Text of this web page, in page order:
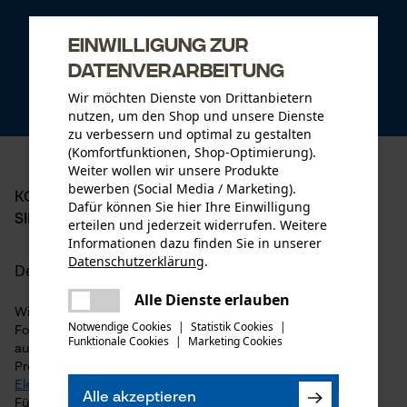
KOX - IHR PARTNER IN FORST UND GARTEN: HIER
SIND SIE RICHTIG!
Der Onlineshop für Profis in Forst und Garten
Wir versorgen Waldarbeiter, Forstunternehmen, staatliche
Forstorganisationen und private Motorsägen-Besitzer, aber
auch Landwirtschaft sowie Garten- und Landschaftsbau mit
Profi-Ausrüstung: von der
Elektroantrieb
, über die passenden Sägeketten und
Führungsschienen bis zu Ersatzteilen für die
Motorsäge
Einwilligung zur
Datenverarbeitung
Wir möchten Dienste von Drittanbietern
nutzen, um den Shop und unsere Dienste
zu verbessern und optimal zu gestalten
(Komfortfunktionen, Shop-Optimierung).
Weiter wollen wir unsere Produkte
bewerben (Social Media / Marketing).
Dafür können Sie hier Ihre Einwilligung
erteilen und jederzeit widerrufen. Weitere
Informationen dazu finden Sie in unserer
Datenschutzerklärung.
Alle Dienste erlauben
Notwendige Cookies | Statistik Cookies |
Funktionale Cookies | Marketing Cookies
Alle akzeptieren
Es ist ein Fehler aufgetreten. Bitte
versuchen Sie es erneut.
mail